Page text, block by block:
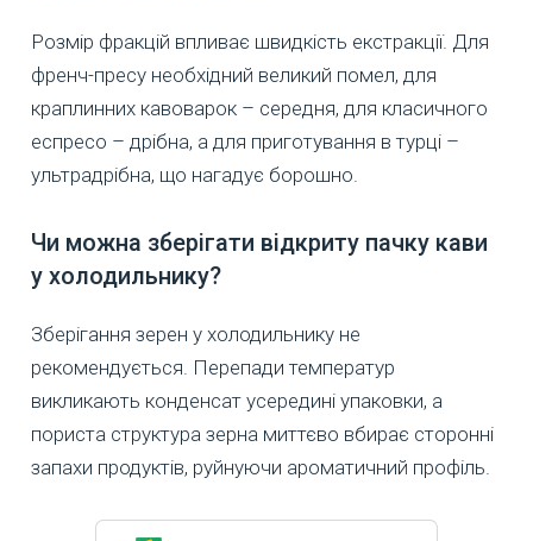
Розмір фракцій впливає швидкість екстракції. Для
френч-пресу необхідний великий помел, для
краплинних кавоварок – середня, для класичного
еспресо – дрібна, а для приготування в турці –
ультрадрібна, що нагадує борошно.
Чи можна зберігати відкриту пачку кави
у холодильнику?
Зберігання зерен у холодильнику не
рекомендується. Перепади температур
викликають конденсат усередині упаковки, а
пориста структура зерна миттєво вбирає сторонні
запахи продуктів, руйнуючи ароматичний профіль.